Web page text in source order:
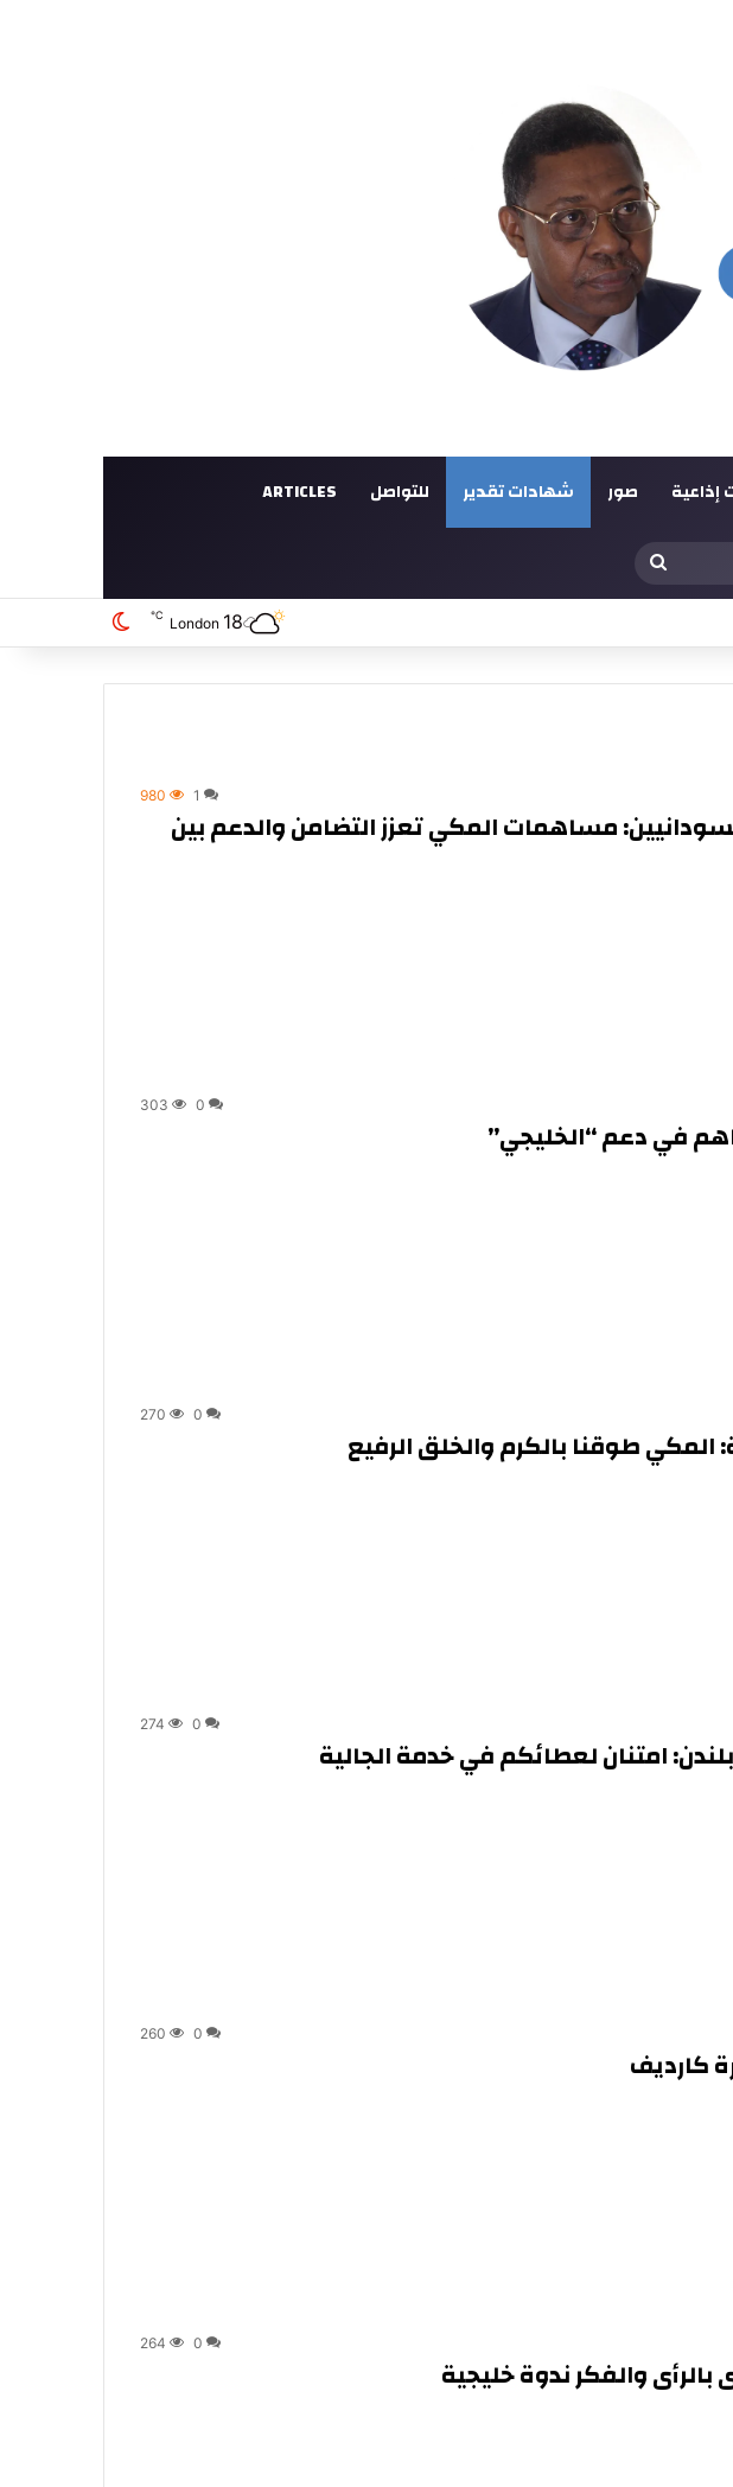
إذاعية صور شهادات تقدير للتواصل ARTICLES
في جنوب السودان London 18
℃
1
980
مساهمات المكي تعزز التضامن والدعم بين
0
303
في دعم “الخليجي”
0
270
المكي طوقنا بالكرم والخلق الرفيع
0
274
امتنان لعطائكم في خدمة الجالية
0
260
كارديف
0
264
والفكر ندوة خليجية